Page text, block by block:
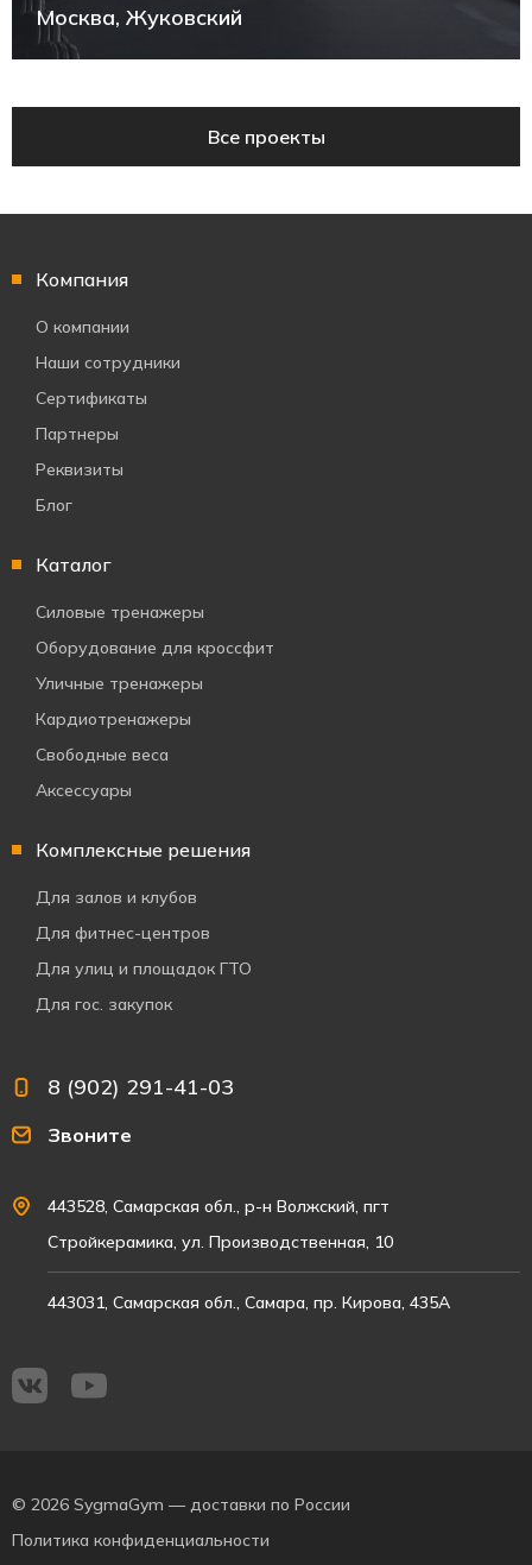
Москва, Жуковский
Все проекты
Компания
О компании
Наши сотрудники
Сертификаты
Партнеры
Реквизиты
Блог
Каталог
Силовые тренажеры
Оборудование для кроссфит
Уличные тренажеры
Кардиотренажеры
Свободные веса
Аксессуары
Комплексные решения
Для залов и клубов
Для фитнес-центров
Для улиц и площадок ГТО
Для гос. закупок
8 (902) 291-41-03
Звоните
443528, Самарская обл., р-н Волжский, пгт
Стройкерамика, ул. Производственная, 10
443031, Самарская обл., Самара, пр. Кирова, 435А
© 2026 SygmaGym — доставки по России
Политика конфиденциальности